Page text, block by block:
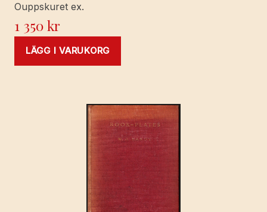
Ouppskuret ex.
1 350kr
LÄGG I VARUKORG